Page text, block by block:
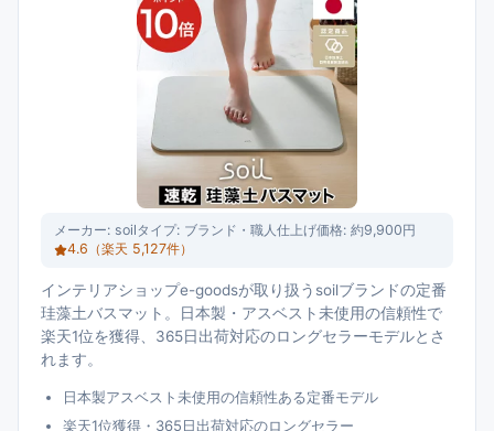
メーカー: soilタイプ: ブランド・職人仕上げ価格: 約9,900円
4.6 （楽天 5,127件）
インテリアショップe-goodsが取り扱うsoilブランドの定番
珪藻土バスマット。日本製・アスベスト未使用の信頼性で
楽天1位を獲得、365日出荷対応のロングセラーモデルとさ
れます。
日本製アスベスト未使用の信頼性ある定番モデル
楽天1位獲得・365日出荷対応のロングセラー